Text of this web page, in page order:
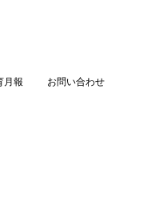
月報 お問い合わせ